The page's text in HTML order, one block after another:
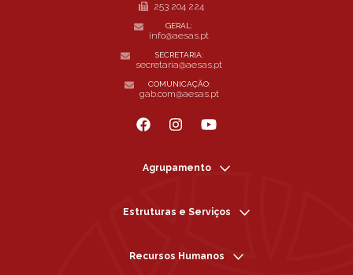
253 204 224
GERAL:
info@aesas.pt
SECRETARIA:
secretaria@aesas.pt
COMUNICAÇÃO:
gab.com@aesas.pt
Agrupamento
Estruturas e Serviços
Recursos Humanos